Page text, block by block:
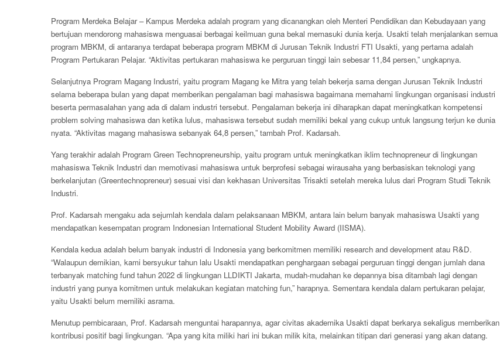
Program Merdeka Belajar – Kampus Merdeka adalah program yang dicanangkan oleh Menteri Pendidikan dan Kebudayaan yang
bertujuan mendorong mahasiswa menguasai berbagai keilmuan guna bekal memasuki dunia kerja. Usakti telah menjalankan semua
program MBKM, di antaranya terdapat beberapa program MBKM di Jurusan Teknik Industri FTI Usakti, yang pertama adalah
Program Pertukaran Pelajar. “Aktivitas pertukaran mahasiswa ke perguruan tinggi lain sebesar 11,84 persen,” ungkapnya.
Selanjutnya Program Magang Industri, yaitu program Magang ke Mitra yang telah bekerja sama dengan Jurusan Teknik Industri
selama beberapa bulan yang dapat memberikan pengalaman bagi mahasiswa bagaimana memahami lingkungan organisasi industri
beserta permasalahan yang ada di dalam industri tersebut. Pengalaman bekerja ini diharapkan dapat meningkatkan kompetensi
problem solving mahasiswa dan ketika lulus, mahasiswa tersebut sudah memiliki bekal yang cukup untuk langsung terjun ke dunia
nyata. “Aktivitas magang mahasiswa sebanyak 64,8 persen,” tambah Prof. Kadarsah.
Yang terakhir adalah Program Green Technopreneurship, yaitu program untuk meningkatkan iklim technopreneur di lingkungan
mahasiswa Teknik Industri dan memotivasi mahasiswa untuk berprofesi sebagai wirausaha yang berbasiskan teknologi yang
berkelanjutan (Greentechnopreneur) sesuai visi dan kekhasan Universitas Trisakti setelah mereka lulus dari Program Studi Teknik
Industri.
Prof. Kadarsah mengaku ada sejumlah kendala dalam pelaksanaan MBKM, antara lain belum banyak mahasiswa Usakti yang
mendapatkan kesempatan program Indonesian International Student Mobility Award (IISMA).
Kendala kedua adalah belum banyak industri di Indonesia yang berkomitmen memiliki research and development atau R&D.
“Walaupun demikian, kami bersyukur tahun lalu Usakti mendapatkan penghargaan sebagai perguruan tinggi dengan jumlah dana
terbanyak matching fund tahun 2022 di lingkungan LLDIKTI Jakarta, mudah-mudahan ke depannya bisa ditambah lagi dengan
industri yang punya komitmen untuk melakukan kegiatan matching fun,” harapnya. Sementara kendala dalam pertukaran pelajar,
yaitu Usakti belum memiliki asrama.
Menutup pembicaraan, Prof. Kadarsah menguntai harapannya, agar civitas akademika Usakti dapat berkarya sekaligus memberikan
kontribusi positif bagi lingkungan. “Apa yang kita miliki hari ini bukan milik kita, melainkan titipan dari generasi yang akan datang.